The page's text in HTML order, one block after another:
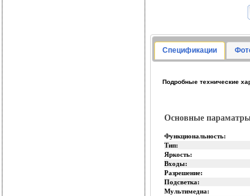
Спецификации
Подробные технические
Основные
Функциональность:
Тип:
Яркость:
Входы:
Разрешение:
Подсветка:
Мультимедиа: